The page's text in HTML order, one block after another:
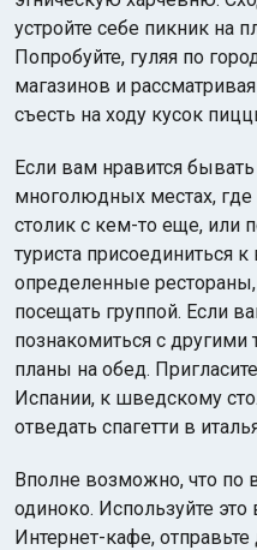
устройте себе пикник на
Попробуйте, гуляя по
магазинов и
съесть на ходу кусок
Если вам нравится
многолюдных местах, где
столик с кем-то еще, или
туриста присоединиться
определенные
посещать группой. Если
познакомиться с другими
планы на обед.
Испании, к шведскому
отведать спагетти в
Вполне возможно, что по
одиноко. Используйте
Интернет-кафе,